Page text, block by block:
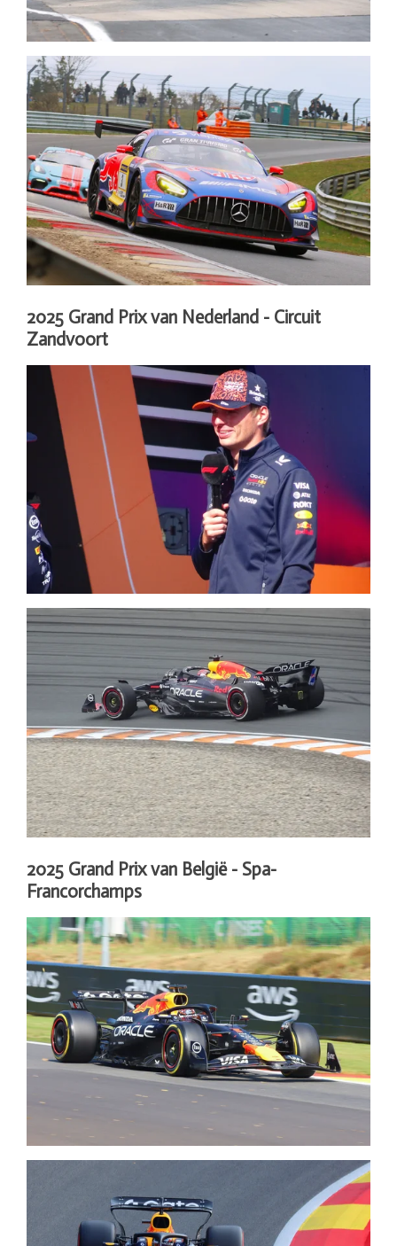
2025 Grand Prix van Nederland - Circuit
Zandvoort
2025 Grand Prix van België - Spa-
Francorchamps